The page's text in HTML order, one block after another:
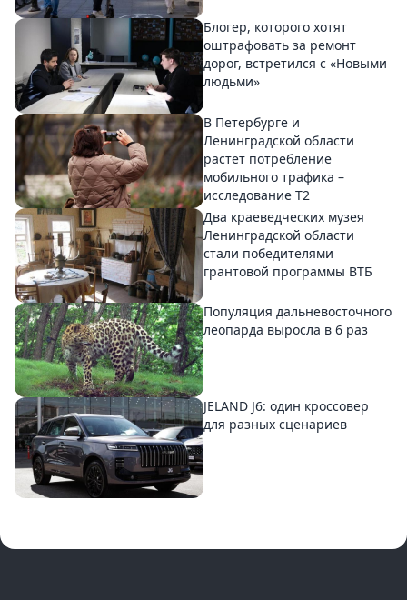
Блогер, которого хотят
оштрафовать за ремонт
дорог, встретился с «Новыми
людьми»
В Петербурге и
Ленинградской области
растет потребление
мобильного трафика –
исследование T2
Два краеведческих музея
Ленинградской области
стали победителями
грантовой программы ВТБ
Популяция дальневосточного
леопарда выросла в 6 раз
JELAND J6: один кроссовер
для разных сценариев